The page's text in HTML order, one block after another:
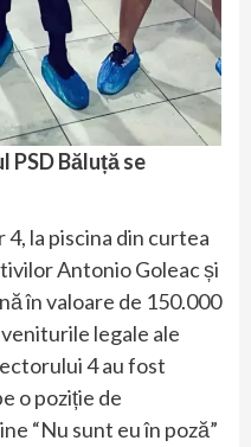
PSD Băluță se
la piscina din curtea
Antonio Goleac și
în valoare de 150.000
legale ale
4 au fost
o poziție de
“Nu sunt eu în poză”